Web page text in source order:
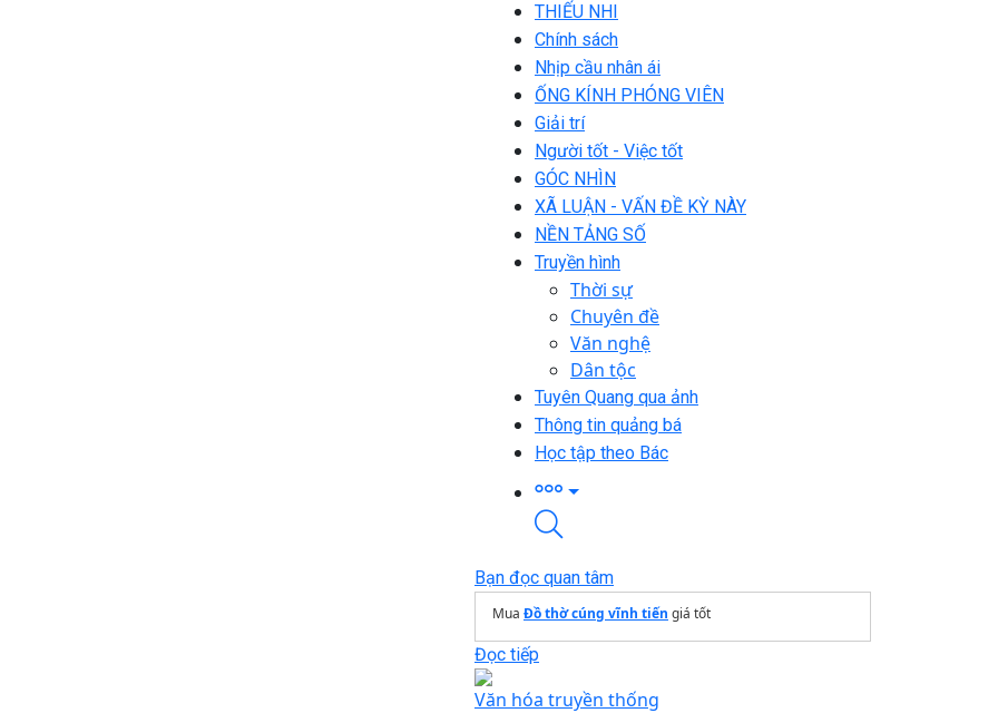
THIẾU NHI
Chính sách
Nhịp cầu nhân ái
ỐNG KÍNH PHÓNG VIÊN
Giải trí
Người tốt - Việc tốt
GÓC NHÌN
XÃ LUẬN - VẤN ĐỀ KỲ NÀY
NỀN TẢNG SỐ
Truyền hình
Thời sự
Chuyên đề
Văn nghệ
Dân tộc
Tuyên Quang qua ảnh
Thông tin quảng bá
Học tập theo Bác
Bạn đọc quan tâm
Mua Đồ thờ cúng vĩnh tiến giá tốt
Đọc tiếp
Văn hóa truyền thống